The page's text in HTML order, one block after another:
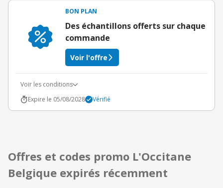
BON PLAN
Des échantillons offerts sur chaque
commande
Voir l'offre
Voir les conditions
Expire le 05/08/2028
Vérifié
Offres et codes promo L'Occitane
Belgique expirés récemment